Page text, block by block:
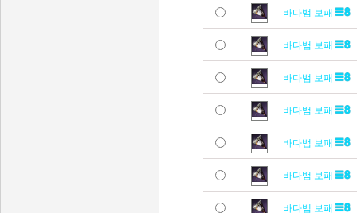
바다뱀 보패
바다뱀 보패
바다뱀 보패
바다뱀 보패
바다뱀 보패
바다뱀 보패
바다뱀 보패